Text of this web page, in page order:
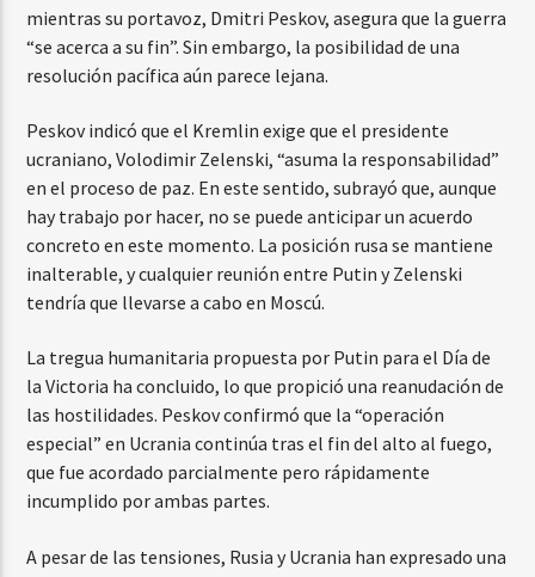
mientras su portavoz, Dmitri Peskov, asegura que la guerra
“se acerca a su fin”. Sin embargo, la posibilidad de una
resolución pacífica aún parece lejana.
Peskov indicó que el Kremlin exige que el presidente
ucraniano, Volodimir Zelenski, “asuma la responsabilidad”
en el proceso de paz. En este sentido, subrayó que, aunque
hay trabajo por hacer, no se puede anticipar un acuerdo
concreto en este momento. La posición rusa se mantiene
inalterable, y cualquier reunión entre Putin y Zelenski
tendría que llevarse a cabo en Moscú.
La tregua humanitaria propuesta por Putin para el Día de
la Victoria ha concluido, lo que propició una reanudación de
las hostilidades. Peskov confirmó que la “operación
especial” en Ucrania continúa tras el fin del alto al fuego,
que fue acordado parcialmente pero rápidamente
incumplido por ambas partes.
A pesar de las tensiones, Rusia y Ucrania han expresado una